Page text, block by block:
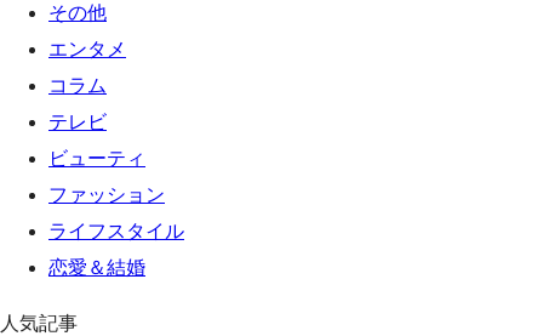
その他
エンタメ
コラム
テレビ
ビューティ
ファッション
ライフスタイル
恋愛＆結婚
人気記事